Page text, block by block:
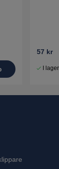
57 kr
I lager